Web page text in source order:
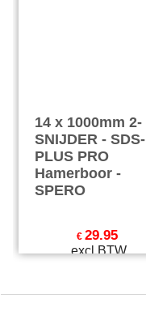
14 x 1000mm 2-
SNIJDER - SDS-
PLUS PRO
Hamerboor -
SPERO
€ 29.95
excl BTW